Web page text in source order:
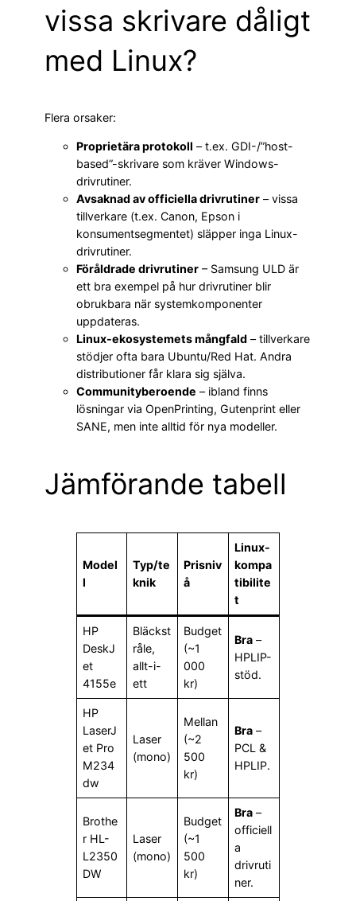
vissa skrivare dåligt
med Linux?
Flera orsaker:
Proprietära protokoll – t.ex. GDI-/”host-
based”-skrivare som kräver Windows-
drivrutiner.
Avsaknad av officiella drivrutiner – vissa
tillverkare (t.ex. Canon, Epson i
konsumentsegmentet) släpper inga Linux-
drivrutiner.
Föråldrade drivrutiner – Samsung ULD är
ett bra exempel på hur drivrutiner blir
obrukbara när systemkomponenter
uppdateras.
Linux-ekosystemets mångfald – tillverkare
stödjer ofta bara Ubuntu/Red Hat. Andra
distributioner får klara sig själva.
Communityberoende – ibland finns
lösningar via OpenPrinting, Gutenprint eller
SANE, men inte alltid för nya modeller.
Jämförande tabell
Model
l
Typ/te
knik
Prisniv
å
Linux-
kompa
tibilite
t
HP
DeskJ
et
4155e
Bläckst
råle,
allt-i-
ett
Budget
(~1
000
kr)
Bra –
HPLIP-
stöd.
HP
LaserJ
et Pro
M234
dw
Laser
(mono)
Mellan
(~2
500
kr)
Bra –
PCL &
HPLIP.
Brothe
r HL-
L2350
DW
Laser
(mono)
Budget
(~1
500
kr)
Bra –
officiell
a
drivruti
ner.